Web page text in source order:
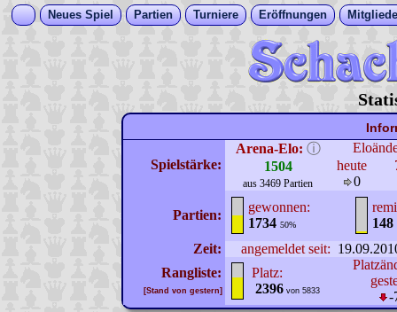
Neues Spiel Partien Turniere Eröffnungen
Spielstärke:
Arena-Elo: ⓘ
1504
aus 3469 Partien
heute
0
Partien:
gewonnen:
1734 50%
148
Zeit:
angemeldet seit:
Rangliste:
[Stand von gestern]
Platz:
2396 von 5833
-